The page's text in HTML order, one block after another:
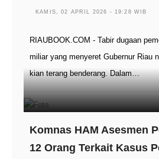
KAMIS, 02 APRIL 2026 - 19:28 WIB
RIAUBOOK.COM - Tabir dugaan
miliar yang menyeret Gubernur Riau
kian terang benderang. Dalam…
Komnas HAM Asesmen
12 Orang Terkait Kasus